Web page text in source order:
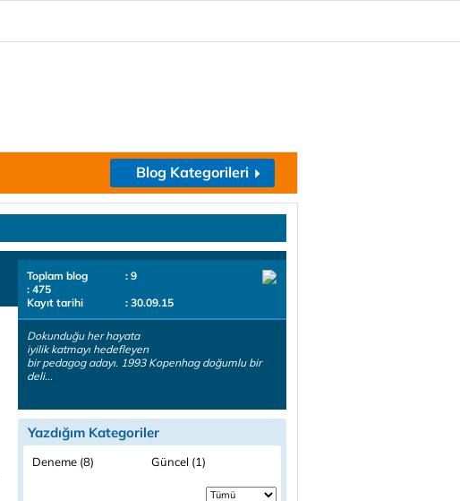
Blog Kategorileri
Toplam blog
: 9
: 475
Kayıt tarihi
: 30.09.15
Dokunduğu her hayata
iyilik katmayı hedefleyen
bir pedagog adayı. 1993 Kopenhag doğumlu bir
deli...
Yazdığım Kategoriler
Deneme (8) Güncel (1)